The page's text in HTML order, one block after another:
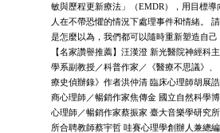
敏與歷程更新療法」（EMDR），用目標
人在不帶恐懼的情況下處理事件和情緒。
是怎麼以為，我們都可以隨時重新塑造自己
【名家讚譽推薦】汪漢澄 新光醫院神經科
學系副教授／科普作家／《醫療不思議》
療史偵辦錄》作者洪仲清 臨床心理師胡展
商心理師／暢銷作家焦傳金 國立自然科學
心理師／暢銷作家蔡振家 臺大音樂學研究
所合聘教師蔡宇哲 哇賽心理學創辦人兼總